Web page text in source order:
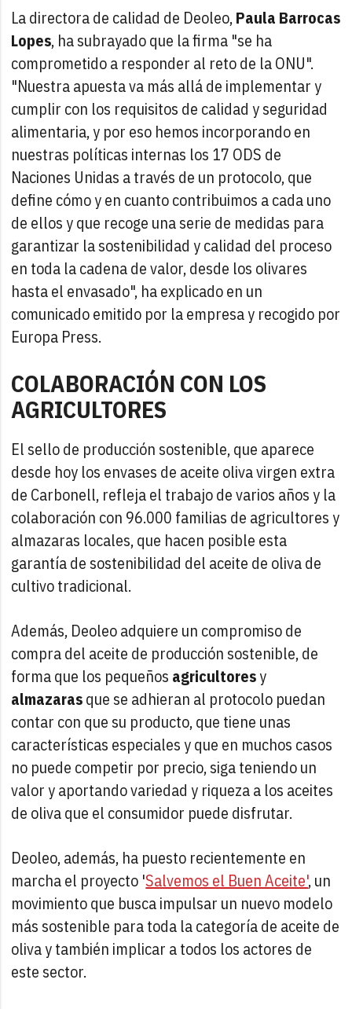
La directora de calidad de Deoleo,Paula Barrocas
Lopes, ha subrayado que la firma "se ha
comprometido a responder al reto de la ONU".
"Nuestra apuesta va más allá de implementar y
cumplir con los requisitos de calidad y seguridad
alimentaria, y por eso hemos incorporando en
nuestras políticas internas los 17 ODS de
Naciones Unidas a través de un protocolo, que
define cómo y en cuanto contribuimos a cada uno
de ellos y que recoge una serie de medidas para
garantizar la sostenibilidad y calidad del proceso
en toda la cadena de valor, desde los olivares
hasta el envasado", ha explicado en un
comunicado emitido por la empresa y recogido por
Europa Press.
COLABORACIÓN CON LOS
AGRICULTORES
El sello de producción sostenible, que aparece
desde hoy los envases de aceite oliva virgen extra
de Carbonell, refleja el trabajo de varios años y la
colaboración con 96.000 familias de agricultores y
almazaras locales, que hacen posible esta
garantía de sostenibilidad del aceite de oliva de
cultivo tradicional.
Además, Deoleo adquiere un compromiso de
compra del aceite de producción sostenible, de
forma que los pequeños agricultoresy
almazarasque se adhieran al protocolo puedan
contar con que su producto, que tiene unas
características especiales y que en muchos casos
no puede competir por precio, siga teniendo un
valor y aportando variedad y riqueza a los aceites
de oliva que el consumidor puede disfrutar.
Deoleo, además, ha puesto recientemente en
marcha el proyecto 'Salvemos el Buen Aceite', un
movimiento que busca impulsar un nuevo modelo
más sostenible para toda la categoría de aceite de
oliva y también implicar a todos los actores de
este sector.